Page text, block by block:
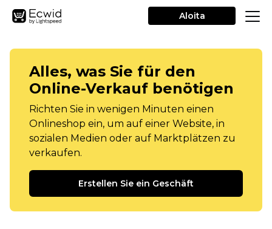
Aloita
Alles, was Sie für den
Online-Verkauf benötigen
Richten Sie in wenigen Minuten einen
Onlineshop ein, um auf einer Website, in
sozialen Medien oder auf Marktplätzen zu
verkaufen.
Erstellen Sie ein Geschäft